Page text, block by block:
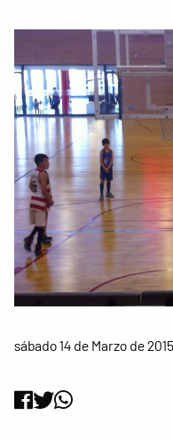
sábado 14 de Marzo de